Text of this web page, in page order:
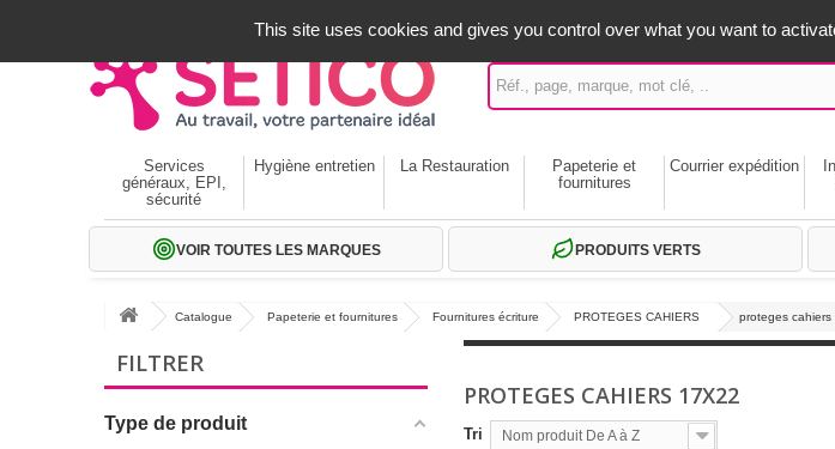
Services
généraux, EPI,
sécurité
Hygiène entretien La Restauration
Papeterie et
fournitures
Courrier expédition
VOIR TOUTES LES MARQUES PRODUITS VERTS
Catalogue Papeterie et fournitures Fournitures écriture PROTEGES CAHIERS proteges cahiers
FILTRER
Type de produit
PROTEGES CAHIERS 17X22
Tri Nom produit De A à Z
This site uses cookies and gives you control over what you want to